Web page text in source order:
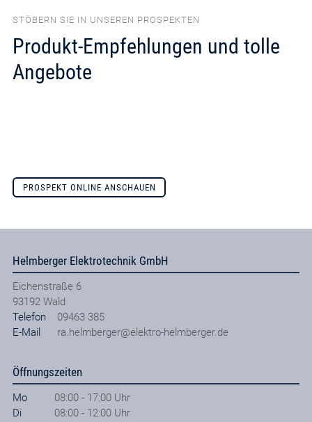
STÖBERN SIE IN UNSEREN PROSPEKTEN
Produkt-Empfehlungen und tolle
Angebote
PROSPEKT ONLINE ANSCHAUEN
Helmberger Elektrotechnik GmbH
Eichenstraße 6
93192 Wald
Telefon
09463 385
E-Mail
ra.helmberger@elektro-helmberger.de
Öffnungszeiten
Mo
08:00 - 17:00 Uhr
Di
08:00 - 12:00 Uhr